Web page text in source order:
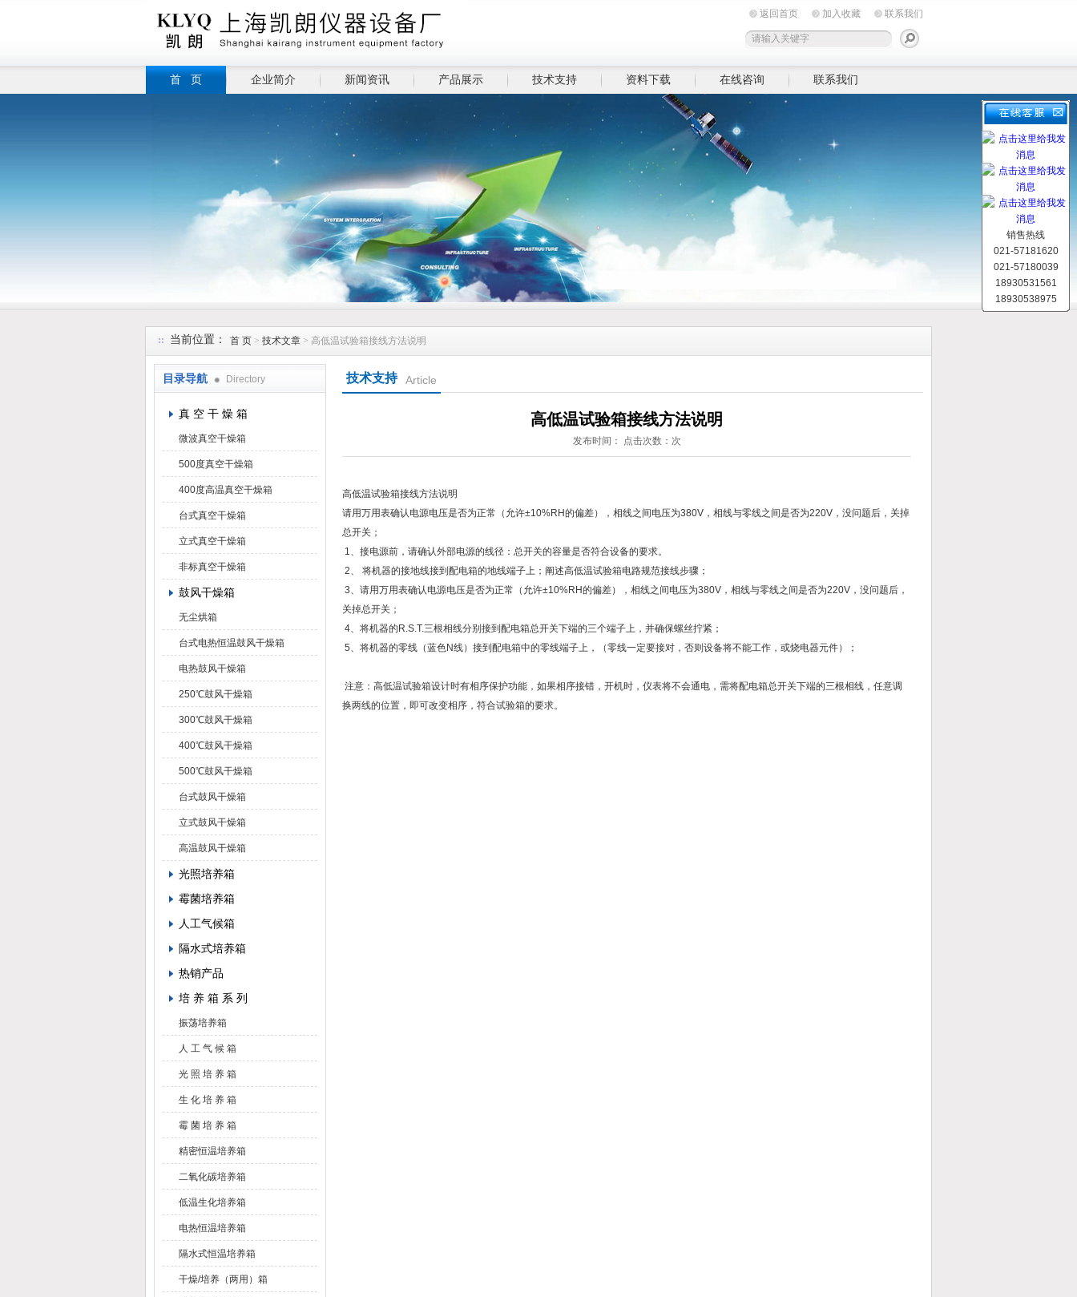
返回首页 加入收藏 联系我们
首 页 企业简介 新闻资讯 产品展示 技术支持 资料下载 在线咨询 联系我们
当前位置： 首 页 > 技术文章 > 高低温试验箱接线方法说明
目录导航 Directory
真 空 干 燥 箱
微波真空干燥箱
500度真空干燥箱
400度高温真空干燥箱
台式真空干燥箱
立式真空干燥箱
非标真空干燥箱
鼓风干燥箱
无尘烘箱
台式电热恒温鼓风干燥箱
电热鼓风干燥箱
250℃鼓风干燥箱
300℃鼓风干燥箱
400℃鼓风干燥箱
500℃鼓风干燥箱
台式鼓风干燥箱
立式鼓风干燥箱
高温鼓风干燥箱
光照培养箱
霉菌培养箱
人工气候箱
隔水式培养箱
热销产品
培 养 箱 系 列
振荡培养箱
人 工 气 候 箱
光 照 培 养 箱
生 化 培 养 箱
霉 菌 培 养 箱
精密恒温培养箱
二氧化碳培养箱
低温生化培养箱
电热恒温培养箱
隔水式恒温培养箱
干燥/培养（两用）箱
技术支持 Article
高低温试验箱接线方法说明
发布时间： 点击次数：次
高低温试验箱接线方法说明
请用万用表确认电源电压是否为正常（允许±10%RH的偏差），相线之间电压为380V，相线与零线之间是否为220V，没问题后，关掉
总开关；
1、接电源前，请确认外部电源的线径：总开关的容量是否符合设备的要求。
2、 将机器的接地线接到配电箱的地线端子上；阐述高低温试验箱电路规范接线步骤；
3、请用万用表确认电源电压是否为正常（允许±10%RH的偏差），相线之间电压为380V，相线与零线之间是否为220V，没问题后，
关掉总开关；
4、将机器的R.S.T.三根相线分别接到配电箱总开关下端的三个端子上，并确保螺丝拧紧；
5、将机器的零线（蓝色N线）接到配电箱中的零线端子上，（零线一定要接对，否则设备将不能工作，或烧电器元件）；
注意：高低温试验箱设计时有相序保护功能，如果相序接错，开机时，仪表将不会通电，需将配电箱总开关下端的三根相线，任意调
换两线的位置，即可改变相序，符合试验箱的要求。
销售热线
021-57181620
021-57180039
18930531561
18930538975